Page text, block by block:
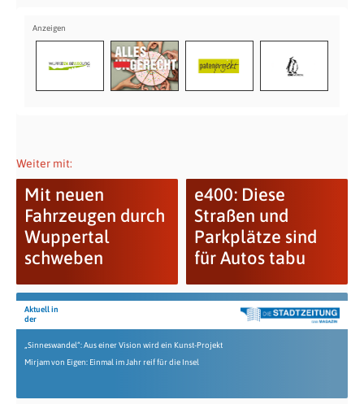
Weiter mit:
Mit neuen
Fahrzeugen durch
Wuppertal
schweben
e400: Diese
Straßen und
Parkplätze sind
für Autos tabu
Aktuell in
der
„Sinneswandel“: Aus einer Vision wird ein Kunst-Projekt
Mirjam von Eigen: Einmal im Jahr reif für die Insel